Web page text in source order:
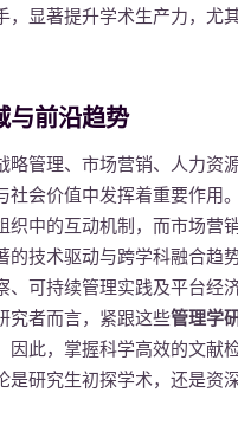
，显著提升学术生产力，尤
与前沿趋势
略管理、市场营销、人力资
社会价值中发挥着重要作用
织中的互动机制，而市场营
的技术驱动与跨学科融合
、可持续管理实践及平台经
究者而言，紧跟这些管理学
因此，掌握科学高效的文献
是研究生初探学术，还是资